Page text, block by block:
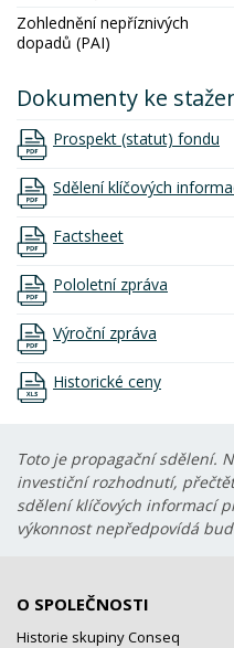
Zohlednění nepříznivých
dopadů (PAI)
Dokumenty ke
Prospekt (statut) fondu
Sdělení klíčových
Factsheet
Pololetní zpráva
Výroční zpráva
Historické ceny
Toto je propagační sdělení.
investiční rozhodnutí,
sdělení klíčových informací
výkonnost nepředpovídá
O SPOLEČNOSTI
Historie skupiny Conseq